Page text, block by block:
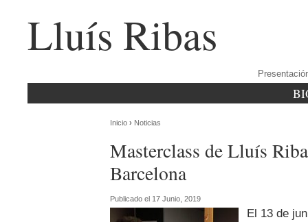
Lluís Ribas
Inicio › Noticias
Masterclass de Lluís
Barcelona
Publicado el 17 Junio, 2019
El 13 de